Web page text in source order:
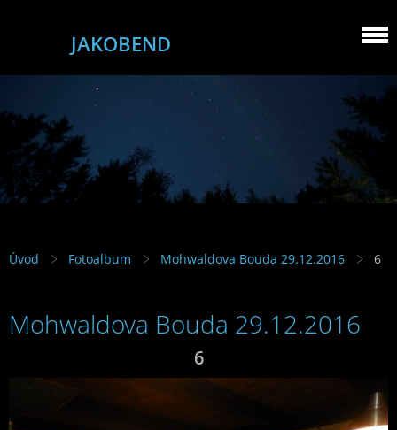
JAKOBEND
Úvod Fotoalbum Mohwaldova Bouda 29.12.2016 6
Mohwaldova Bouda 29.12.2016
6